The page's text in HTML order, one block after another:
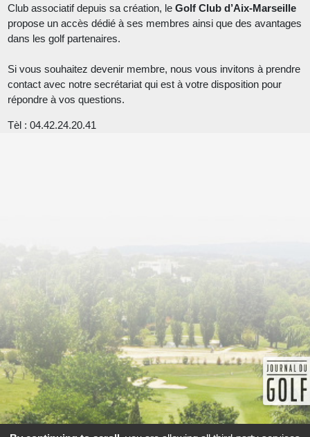
Club associatif depuis sa création, leGolf Club d’Aix-Marseille
propose un accès dédié à ses membres ainsi que des avantages
dans les golf partenaires.
Si vous souhaitez devenir membre, nous vous invitons à prendre
contact avec notre secrétariat qui est à votre disposition pour
répondre à vos questions.
Tèl : 04.42.24.20.41